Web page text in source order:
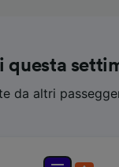
questa
da altri